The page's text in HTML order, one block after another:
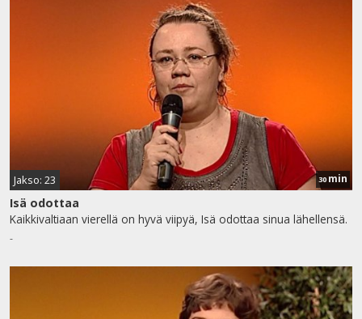
Jakso: 23 30 min
Isä odottaa
Kaikkivaltiaan vierellä on hyvä viipyä, Isä odottaa sinua lähellensä.
-